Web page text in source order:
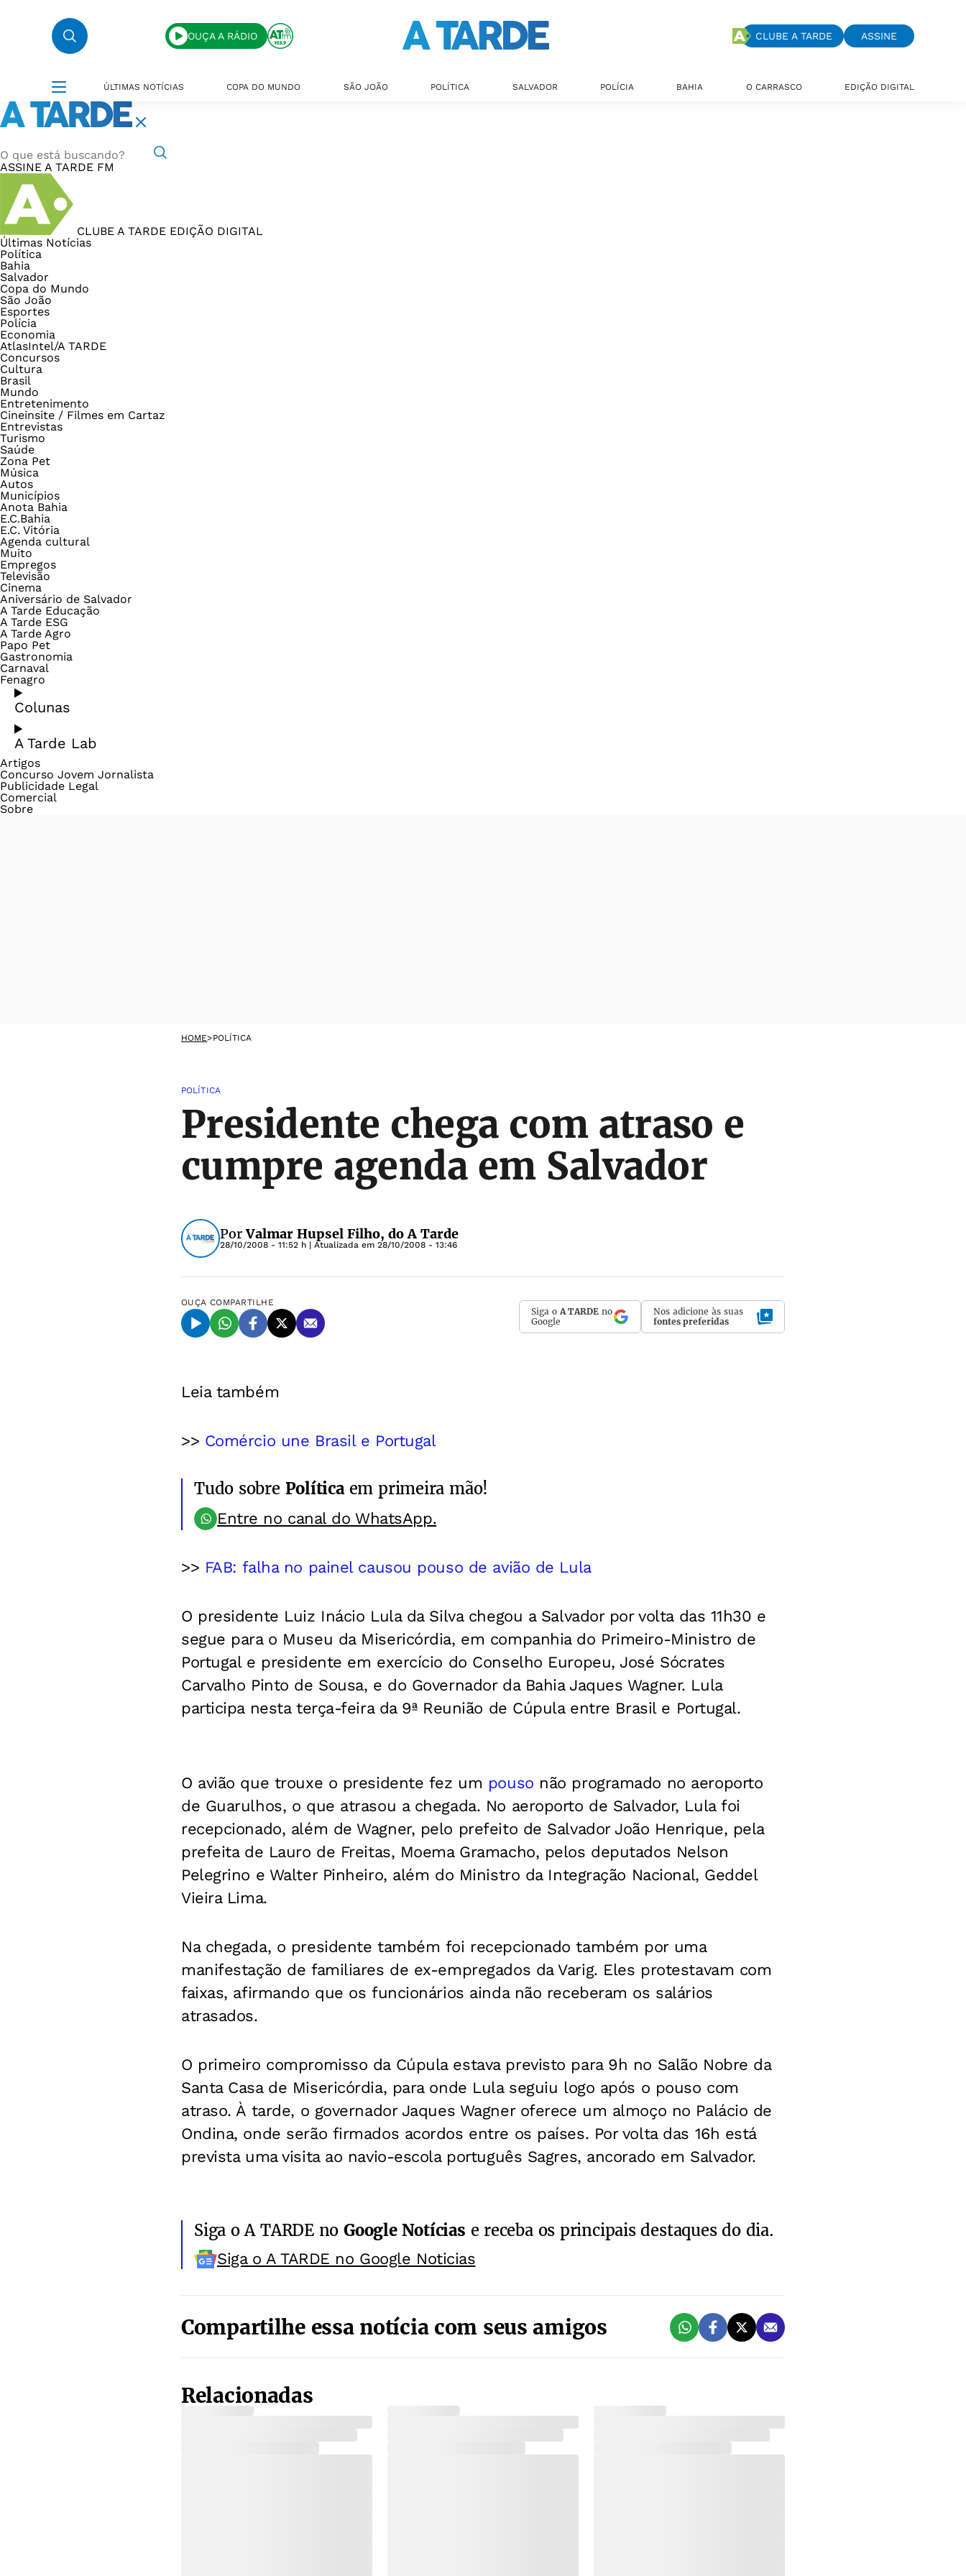
OUÇA A RÁDIO CLUBE A TARDE ASSINE
ÚLTIMAS NOTÍCIAS COPA DO MUNDO SÃO JOÃO POLÍTICA SALVADOR POLÍCIA BAHIA O CARRASCO EDIÇÃO DIGITAL
ASSINE A TARDE FM
CLUBE A TARDE EDIÇÃO DIGITAL
Últimas Notícias
Política
Bahia
Salvador
Copa do Mundo
São João
Esportes
Polícia
Economia
AtlasIntel/A TARDE
Concursos
Cultura
Brasil
Mundo
Entretenimento
Cineinsite / Filmes em Cartaz
Entrevistas
Turismo
Saúde
Zona Pet
Música
Autos
Municípios
Anota Bahia
E.C.Bahia
E.C. Vitória
Agenda cultural
Muito
Empregos
Televisão
Cinema
Aniversário de Salvador
A Tarde Educação
A Tarde ESG
A Tarde Agro
Papo Pet
Gastronomia
Carnaval
Fenagro
Colunas
A Tarde Lab
Artigos
Concurso Jovem Jornalista
Publicidade Legal
Comercial
Sobre
HOME>POLÍTICA
POLÍTICA
Presidente chega com atraso e
cumpre agenda em Salvador
PorValmar Hupsel Filho, do A Tarde
28/10/2008 - 11:52 h | Atualizada em 28/10/2008 - 13:46
OUÇA COMPARTILHE
Siga o A TARDE no
Google
Nos adicione às suas
fontes preferidas
Leia também
>> Comércio une Brasil e Portugal
Tudo sobre Políticaem primeira mão!
Entre no canal do WhatsApp.
>> FAB: falha no painel causou pouso de avião de Lula
O presidente Luiz Inácio Lula da Silva chegou a Salvador por volta das 11h30 e
segue para o Museu da Misericórdia, em companhia do Primeiro-Ministro de
Portugal e presidente em exercício do Conselho Europeu, José Sócrates
Carvalho Pinto de Sousa, e do Governador da Bahia Jaques Wagner. Lula
participa nesta terça-feira da 9ª Reunião de Cúpula entre Brasil e Portugal.
O avião que trouxe o presidente fez um pouso não programado no aeroporto
de Guarulhos, o que atrasou a chegada. No aeroporto de Salvador, Lula foi
recepcionado, além de Wagner, pelo prefeito de Salvador João Henrique, pela
prefeita de Lauro de Freitas, Moema Gramacho, pelos deputados Nelson
Pelegrino e Walter Pinheiro, além do Ministro da Integração Nacional, Geddel
Vieira Lima.
Na chegada, o presidente também foi recepcionado também por uma
manifestação de familiares de ex-empregados da Varig. Eles protestavam com
faixas, afirmando que os funcionários ainda não receberam os salários
atrasados.
O primeiro compromisso da Cúpula estava previsto para 9h no Salão Nobre da
Santa Casa de Misericórdia, para onde Lula seguiu logo após o pouso com
atraso. À tarde, o governador Jaques Wagner oferece um almoço no Palácio de
Ondina, onde serão firmados acordos entre os países. Por volta das 16h está
prevista uma visita ao navio-escola português Sagres, ancorado em Salvador.
Siga o A TARDE noGoogle Notícias e receba os principais destaques do dia.
Siga o A TARDE no Google Noticias
Compartilhe essa notícia com seus amigos
Relacionadas